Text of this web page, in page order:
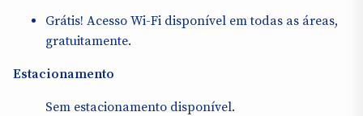
Grátis! Acesso Wi-Fi disponível em todas as áreas,
gratuitamente.
Estacionamento
Sem estacionamento disponível.